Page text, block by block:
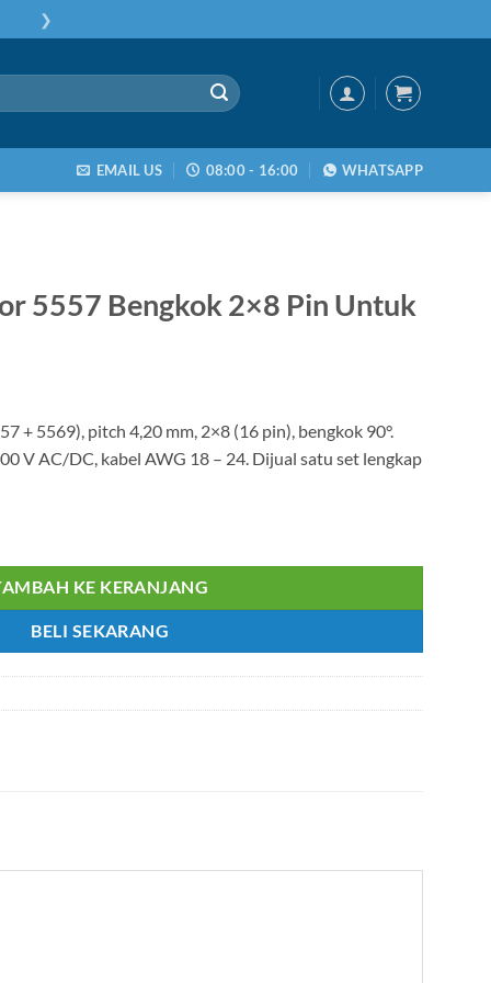
❯
EMAIL US 08:00 - 16:00 WHATSAPP
5557 Bengkok 2×8 Pin Untuk
+ 5569), pitch 4,20 mm, 2×8 (16 pin), bengkok 90°.
V AC/DC, kabel AWG 18 – 24. Dijual satu set lengkap
KE KERANJANG
BELI SEKARANG